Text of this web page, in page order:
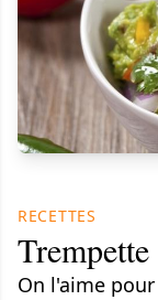
RECETTES
On l'aime